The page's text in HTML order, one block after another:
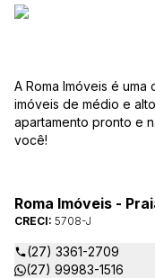
A Roma Imóveis é
imóveis de médio e
apartamento pronto e
você!
Roma Imóveis -
CRECI: 5708-J
(27) 3361-2709
(27) 99983-1516